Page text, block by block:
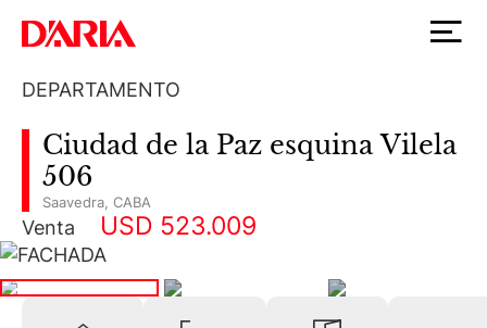
DEPARTAMENTO
Ciudad de la Paz esquina Vilela
506
Saavedra CABA
Venta USD 523.009